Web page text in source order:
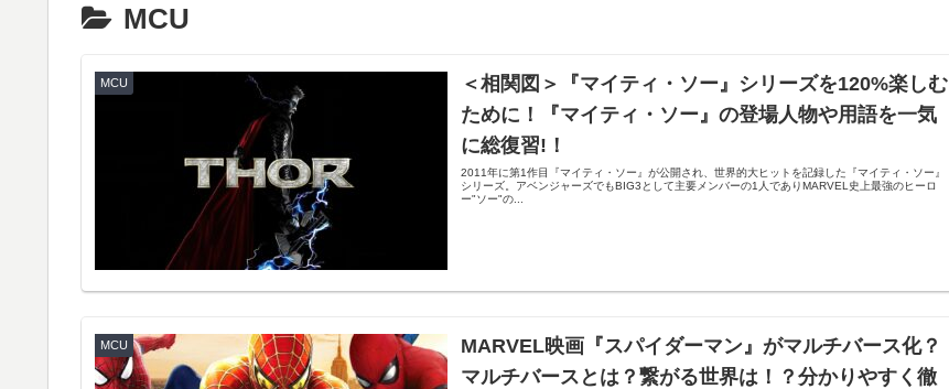
MCU
MCU
＜相関図＞『マイティ・ソー』シリーズを120%楽しむ
ために！『マイティ・ソー』の登場人物や用語を一気
に総復習!！
2011年に第1作目『マイティ・ソー』が公開され、世界的大ヒットを記録した『マイティ・ソー』
シリーズ。アベンジャーズでもBIG3として主要メンバーの1人でありMARVEL史上最強のヒーロ
ー"ソー"の...
MCU
MARVEL映画『スパイダーマン』がマルチバース化？
マルチバースとは？繋がる世界は！？分かりやすく徹